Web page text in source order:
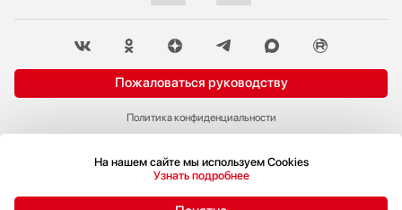
© 2009-2026 Бутик бытовой техники Hausdorf
Пожаловаться руководству
Политика конфиденциальности
На нашем сайте мы используем Cookies
Узнать подробнее